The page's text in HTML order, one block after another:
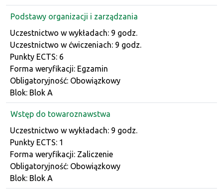
Podstawy organizacji i zarządzania
Dane przedmiotu
Uczestnictwo w wykładach: 9 godz.
Uczestnictwo w ćwiczeniach: 9 godz.
Punkty ECTS: 6
Forma weryfikacji: Egzamin
Obligatoryjność: Obowiązkowy
Blok: Blok A
Wstęp do towaroznawstwa
Dane przedmiotu
Uczestnictwo w wykładach: 9 godz.
Punkty ECTS: 1
Forma weryfikacji: Zaliczenie
Obligatoryjność: Obowiązkowy
Blok: Blok A